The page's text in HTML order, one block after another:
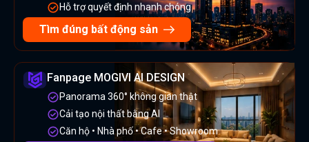
Hỗ trợ quyết định nhanh chóng
Tìm đúng bất động sản
Fanpage MOGIVI AI DESIGN
Panorama 360° không gian thật
Cải tạo nội thất bằng AI
Căn hộ • Nhà phố • Cafe • Showroom